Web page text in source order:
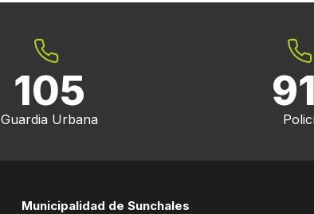
105
Guardia Urbana
Municipalidad de Sunchales